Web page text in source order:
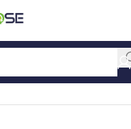
SOUFFLANTE